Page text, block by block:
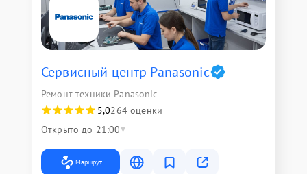
Сервисный центр Panasonic
Ремонт техники Panasonic
5,0264 оценки
Открыто до 21:00
Маршрут